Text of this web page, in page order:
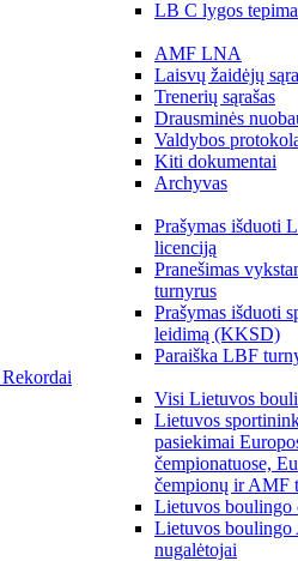
LB C lygos
AMF LNA
Laisvų žaidėjų
Trenerių sąrašas
Drausminės
Valdybos
Kiti dokumentai
Archyvas
Prašymas išduoti
licenciją
Pranešimas
turnyrus
Prašymas išduoti
leidimą (KKSD)
Paraiška LBF
Visi Lietuvos
Lietuvos
pasiekimai
čempionatuose,
čempionų ir AMF
Lietuvos boulingo
Lietuvos boulingo
nugalėtojai